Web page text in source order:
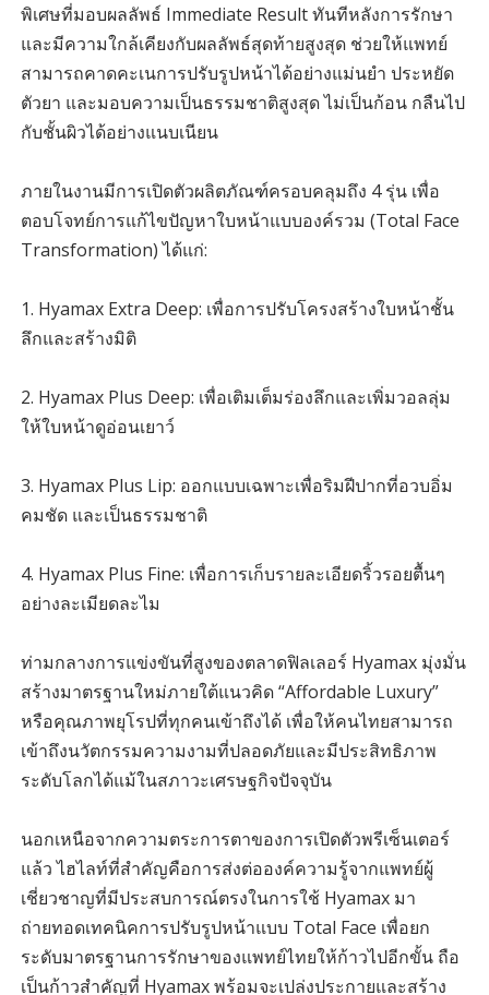
พิเศษที่มอบผลลัพธ์ Immediate Result ทันทีหลังการรักษา
และมีความใกล้เคียงกับผลลัพธ์สุดท้ายสูงสุด ช่วยให้แพทย์
สามารถคาดคะเนการปรับรูปหน้าได้อย่างแม่นยำ ประหยัด
ตัวยา และมอบความเป็นธรรมชาติสูงสุด ไม่เป็นก้อน กลืนไป
กับชั้นผิวได้อย่างแนบเนียน
ภายในงานมีการเปิดตัวผลิตภัณฑ์ครอบคลุมถึง 4 รุ่น เพื่อ
ตอบโจทย์การแก้ไขปัญหาใบหน้าแบบองค์รวม (Total Face
Transformation) ได้แก่:
1. Hyamax Extra Deep: เพื่อการปรับโครงสร้างใบหน้าชั้น
ลึกและสร้างมิติ
2. Hyamax Plus Deep: เพื่อเติมเต็มร่องลึกและเพิ่มวอลลุ่ม
ให้ใบหน้าดูอ่อนเยาว์
3. Hyamax Plus Lip: ออกแบบเฉพาะเพื่อริมฝีปากที่อวบอิ่ม
คมชัด และเป็นธรรมชาติ
4. Hyamax Plus Fine: เพื่อการเก็บรายละเอียดริ้วรอยตื้นๆ
อย่างละเมียดละไม
ท่ามกลางการแข่งขันที่สูงของตลาดฟิลเลอร์ Hyamax มุ่งมั่น
สร้างมาตรฐานใหม่ภายใต้แนวคิด “Affordable Luxury”
หรือคุณภาพยุโรปที่ทุกคนเข้าถึงได้ เพื่อให้คนไทยสามารถ
เข้าถึงนวัตกรรมความงามที่ปลอดภัยและมีประสิทธิภาพ
ระดับโลกได้แม้ในสภาวะเศรษฐกิจปัจจุบัน
นอกเหนือจากความตระการตาของการเปิดตัวพรีเซ็นเตอร์
แล้ว ไฮไลท์ที่สำคัญคือการส่งต่อองค์ความรู้จากแพทย์ผู้
เชี่ยวชาญที่มีประสบการณ์ตรงในการใช้ Hyamax มา
ถ่ายทอดเทคนิคการปรับรูปหน้าแบบ Total Face เพื่อยก
ระดับมาตรฐานการรักษาของแพทย์ไทยให้ก้าวไปอีกขั้น ถือ
เป็นก้าวสำคัญที่ Hyamax พร้อมจะเปล่งประกายและสร้าง